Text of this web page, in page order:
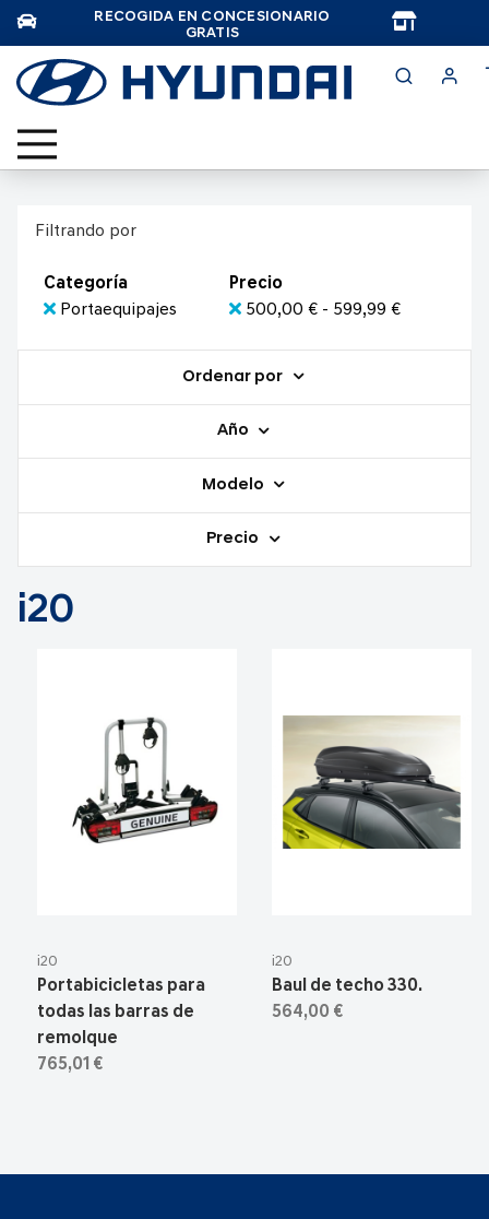
RECOGIDA EN CONCESIONARIO
GRATIS
Filtrando por
Categoría
Portaequipajes
Precio
500,00 € - 599,99 €
Ordenar por
Año
Modelo
Precio
i20
i20
Portabicicletas para
todas las barras de
remolque
765,01 €
i20
Baul de techo 330.
564,00 €